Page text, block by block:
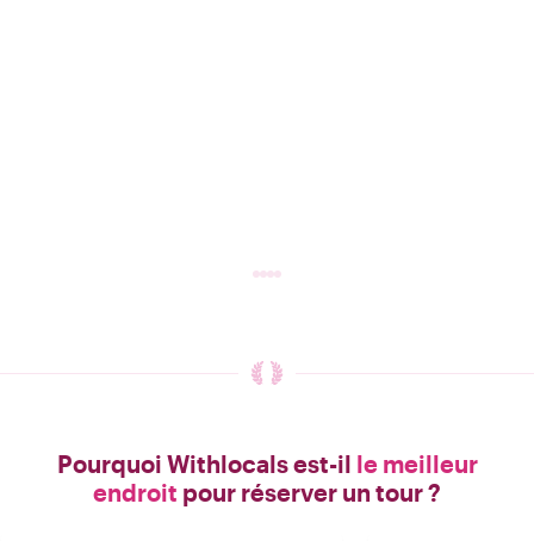
Pourquoi Withlocals est-il le meilleur
endroit pour réserver un tour ?